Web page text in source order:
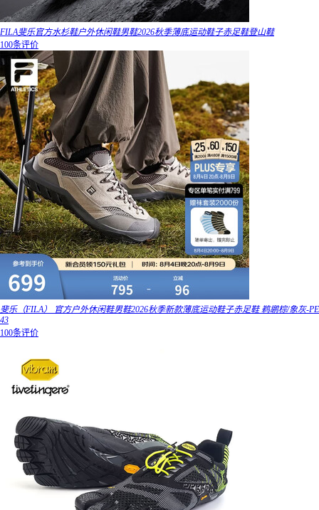
FILA斐乐官方水杉鞋户外休闲鞋男鞋2026秋季薄底运动鞋子赤足鞋登山鞋
100条评价
斐乐（FILA） 官方户外休闲鞋男鞋2026秋季新款薄底运动鞋子赤足鞋 鹈鹕棕/象灰-PE
43
100条评价